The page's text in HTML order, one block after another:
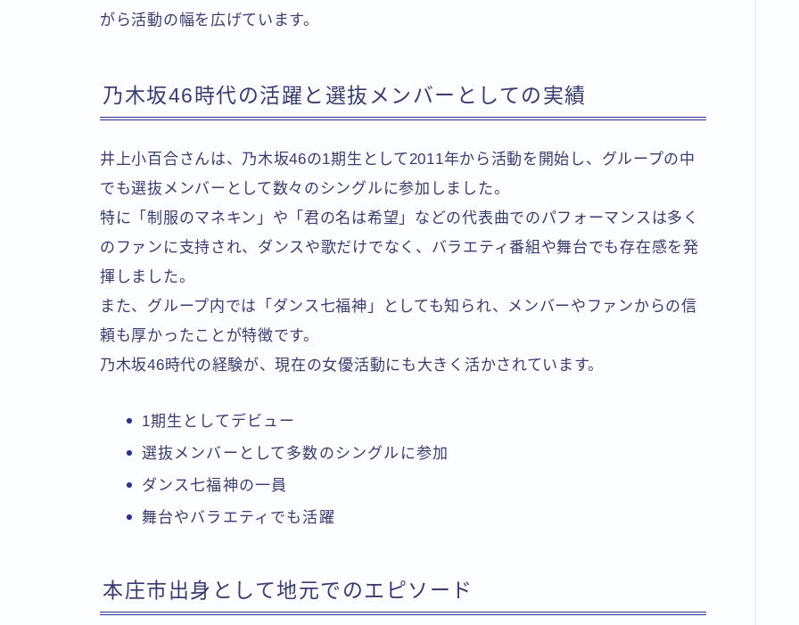
がら活動の幅を広げています。
乃木坂46時代の活躍と選抜メンバーとしての実績
井上小百合さんは、乃木坂46の1期生として2011年から活動を開始し、グループの中
でも選抜メンバーとして数々のシングルに参加しました。
特に「制服のマネキン」や「君の名は希望」などの代表曲でのパフォーマンスは多く
のファンに支持され、ダンスや歌だけでなく、バラエティ番組や舞台でも存在感を発
揮しました。
また、グループ内では「ダンス七福神」としても知られ、メンバーやファンからの信
頼も厚かったことが特徴です。
乃木坂46時代の経験が、現在の女優活動にも大きく活かされています。
1期生としてデビュー
選抜メンバーとして多数のシングルに参加
ダンス七福神の一員
舞台やバラエティでも活躍
本庄市出身として地元でのエピソード